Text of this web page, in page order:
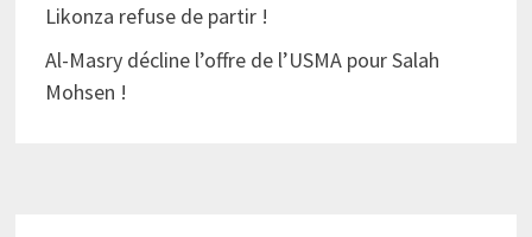
Likonza refuse de partir !
Al-Masry décline l’offre de l’USMA pour Salah
Mohsen !